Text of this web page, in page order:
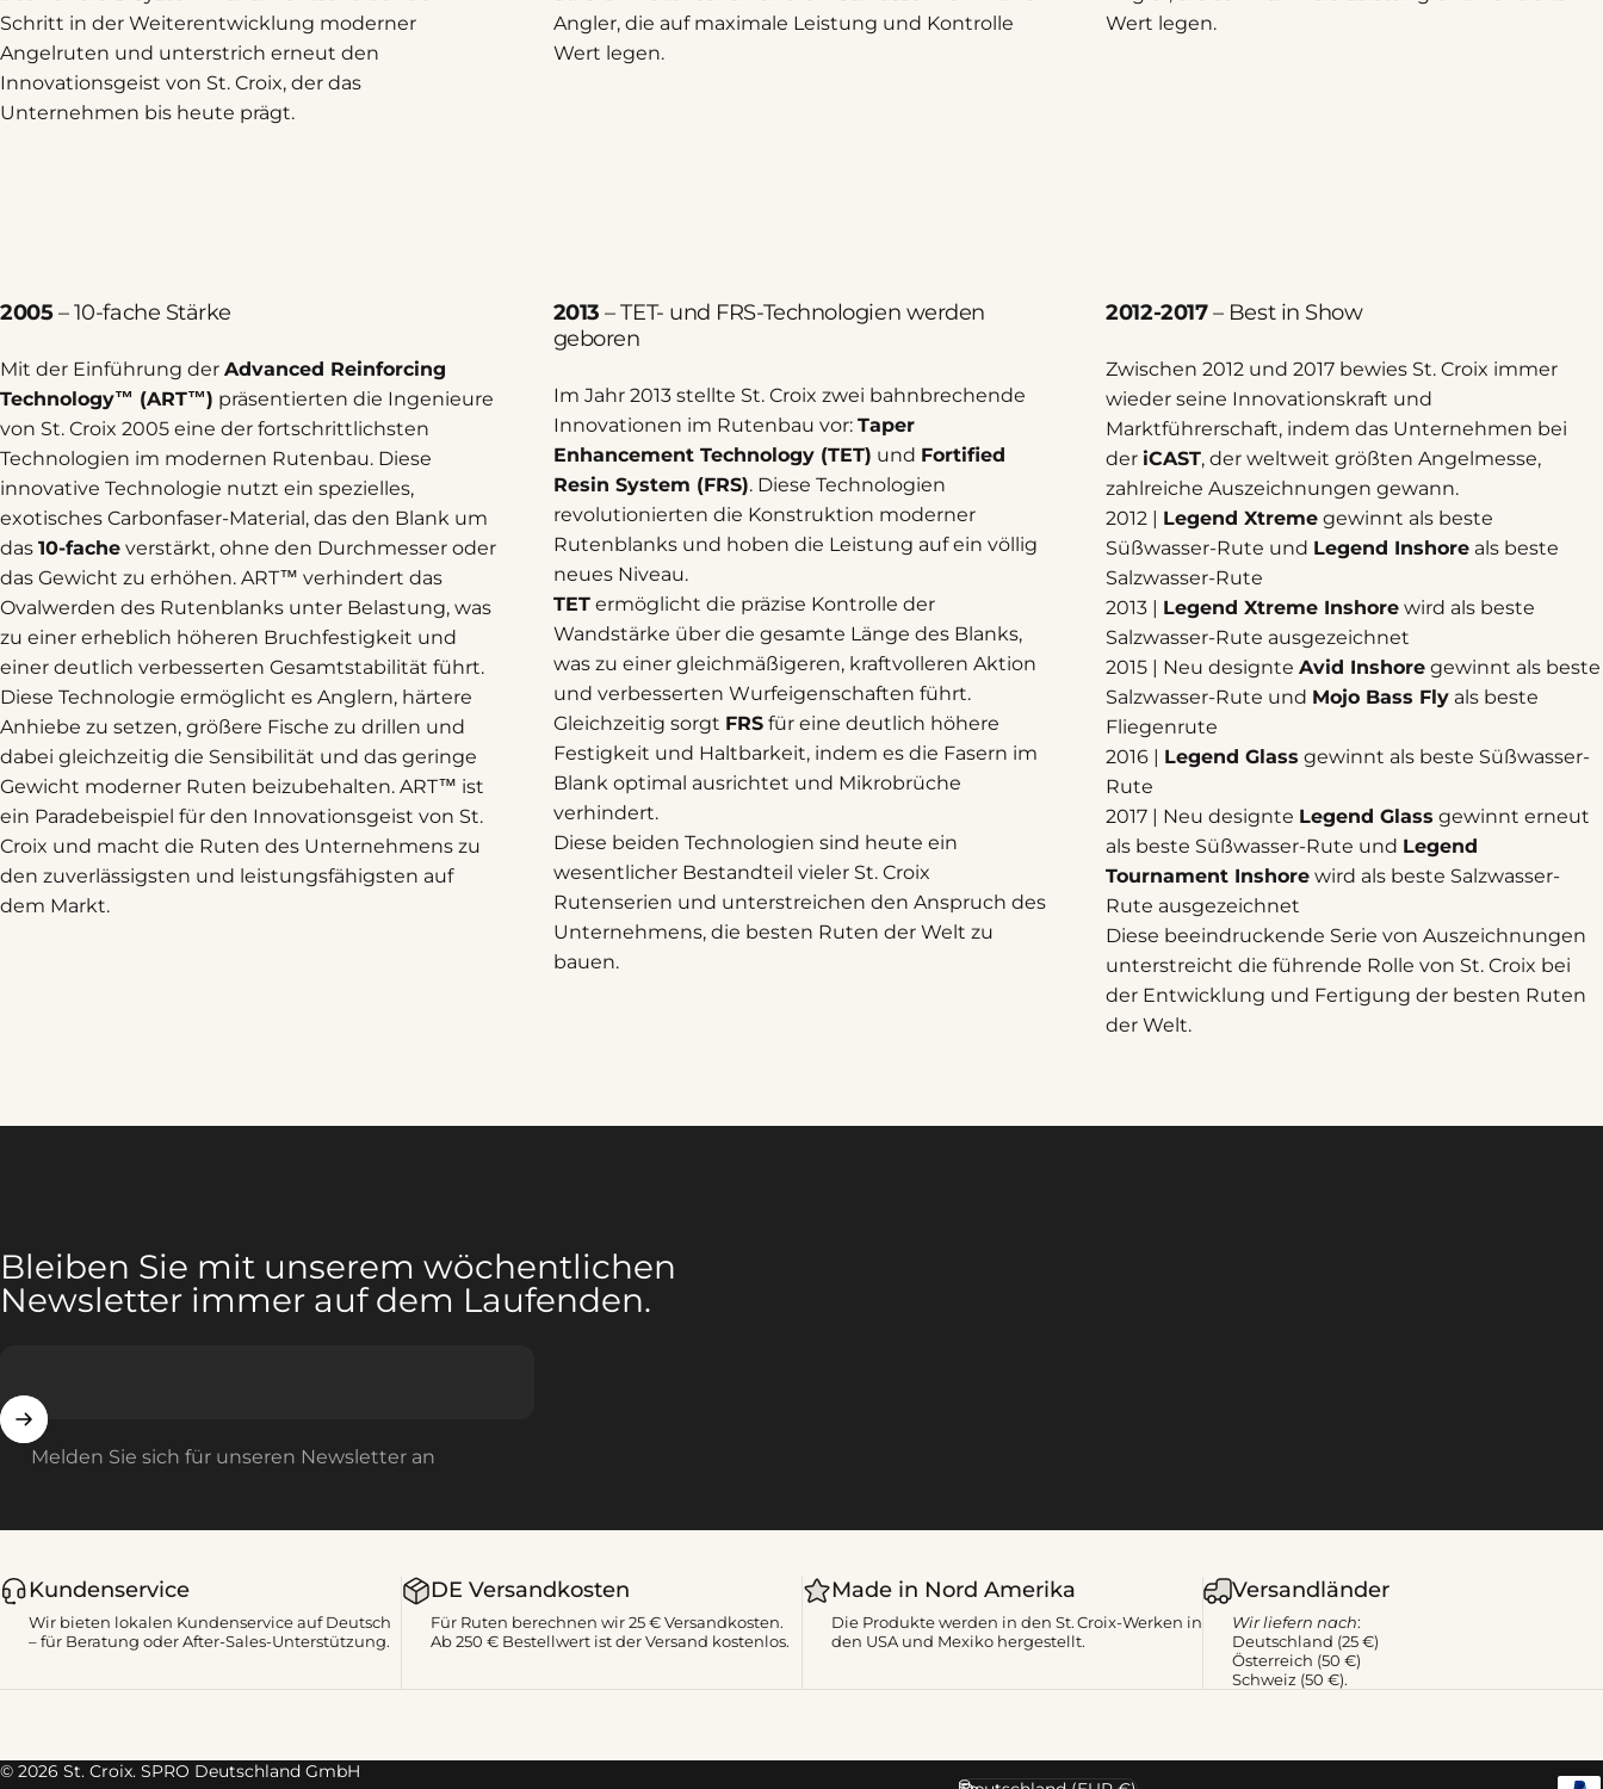
Schritt in der Weiterentwicklung moderner
Angelruten und unterstrich erneut den
Innovationsgeist von St. Croix, der das
Unternehmen bis heute prägt.
Angler, die auf maximale Leistung und Kontrolle
Wert legen.
Wert legen.
2005– 10-fache Stärke
Mit der Einführung der Advanced Reinforcing
Technology™ (ART™) präsentierten die Ingenieure
von St. Croix 2005 eine der fortschrittlichsten
Technologien im modernen Rutenbau. Diese
innovative Technologie nutzt ein spezielles,
exotisches Carbonfaser-Material, das den Blank um
das 10-fache verstärkt, ohne den Durchmesser oder
das Gewicht zu erhöhen. ART™ verhindert das
Ovalwerden des Rutenblanks unter Belastung, was
zu einer erheblich höheren Bruchfestigkeit und
einer deutlich verbesserten Gesamtstabilität führt.
Diese Technologie ermöglicht es Anglern, härtere
Anhiebe zu setzen, größere Fische zu drillen und
dabei gleichzeitig die Sensibilität und das geringe
Gewicht moderner Ruten beizubehalten. ART™ ist
ein Paradebeispiel für den Innovationsgeist von St.
Croix und macht die Ruten des Unternehmens zu
den zuverlässigsten und leistungsfähigsten auf
dem Markt.
2013 – TET- und FRS-Technologien werden
geboren
Im Jahr 2013 stellte St. Croix zwei bahnbrechende
Innovationen im Rutenbau vor: Taper
Enhancement Technology (TET) und Fortified
Resin System (FRS). Diese Technologien
revolutionierten die Konstruktion moderner
Rutenblanks und hoben die Leistung auf ein völlig
neues Niveau.
TETermöglicht die präzise Kontrolle der
Wandstärke über die gesamte Länge des Blanks,
was zu einer gleichmäßigeren, kraftvolleren Aktion
und verbesserten Wurfeigenschaften führt.
Gleichzeitig sorgt FRSfür eine deutlich höhere
Festigkeit und Haltbarkeit, indem es die Fasern im
Blank optimal ausrichtet und Mikrobrüche
verhindert.
Diese beiden Technologien sind heute ein
wesentlicher Bestandteil vieler St. Croix
Rutenserien und unterstreichen den Anspruch des
Unternehmens, die besten Ruten der Welt zu
bauen.
2012-2017– Best in Show
Zwischen 2012 und 2017 bewies St. Croix immer
wieder seine Innovationskraft und
Marktführerschaft, indem das Unternehmen bei
der iCAST, der weltweit größten Angelmesse,
zahlreiche Auszeichnungen gewann.
2012 | Legend Xtreme gewinnt als beste
Süßwasser-Rute und Legend Inshore als beste
Salzwasser-Rute
2013 | Legend Xtreme Inshore wird als beste
Salzwasser-Rute ausgezeichnet
2015 | Neu designteAvid Inshore gewinnt als beste
Salzwasser-Rute und Mojo Bass Fly als beste
Fliegenrute
2016 | Legend Glass gewinnt als beste Süßwasser-
Rute
2017 | Neu designte Legend Glass gewinnt erneut
als beste Süßwasser-Rute und Legend
Tournament Inshore wird als beste Salzwasser-
Rute ausgezeichnet
Diese beeindruckende Serie von Auszeichnungen
unterstreicht die führende Rolle von St. Croix bei
der Entwicklung und Fertigung der besten Ruten
der Welt.
Bleiben Sie mit unserem wöchentlichen
Newsletter immer auf dem Laufenden.
Melden Sie sich für unseren Newsletter an
Kundenservice
Wir bieten lokalen Kundenservice auf Deutsch
– für Beratung oder After-Sales-Unterstützung.
DE Versandkosten
Für Ruten berechnen wir 25 € Versandkosten.
Ab 250 € Bestellwert ist der Versand kostenlos.
Made in Nord Amerika
Die Produkte werden in den St. Croix-Werken in
den USA und Mexiko hergestellt.
Versandländer
Wir liefern nach:
Deutschland (25 €)
Österreich (50 €)
Schweiz (50 €).
© 2026 St. Croix. SPRO Deutschland GmbH